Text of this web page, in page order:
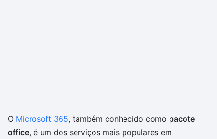
O Microsoft 365, também conhecido como pacote
office, é um dos serviços mais populares em